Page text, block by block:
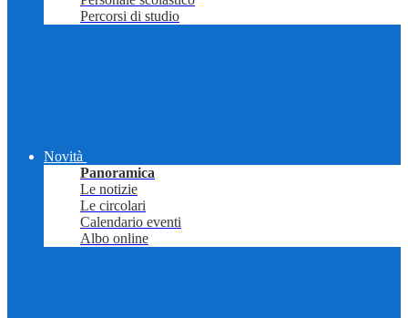
Percorsi di studio
Novità
Panoramica
Le notizie
Le circolari
Calendario eventi
Albo online